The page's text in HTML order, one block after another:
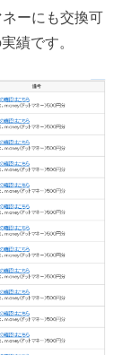
ーにも交換可
績です。